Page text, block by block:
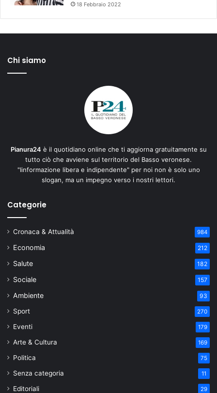
18 Febbraio 2022
Chi siamo
Pianura24 è il quotidiano online che ti aggiorna gratuitamente su
tutto ciò che avviene sul territorio del Basso veronese.
"Iinformazione libera e indipendente" per noi non è solo uno
slogan, ma un impegno verso i nostri lettori.
Categorie
Cronaca & Attualità 984
Economia 212
Salute 182
Sociale 157
Ambiente 93
Sport 270
Eventi 179
Arte & Cultura 169
Politica 75
Senza categoria 11
Editoriali 29